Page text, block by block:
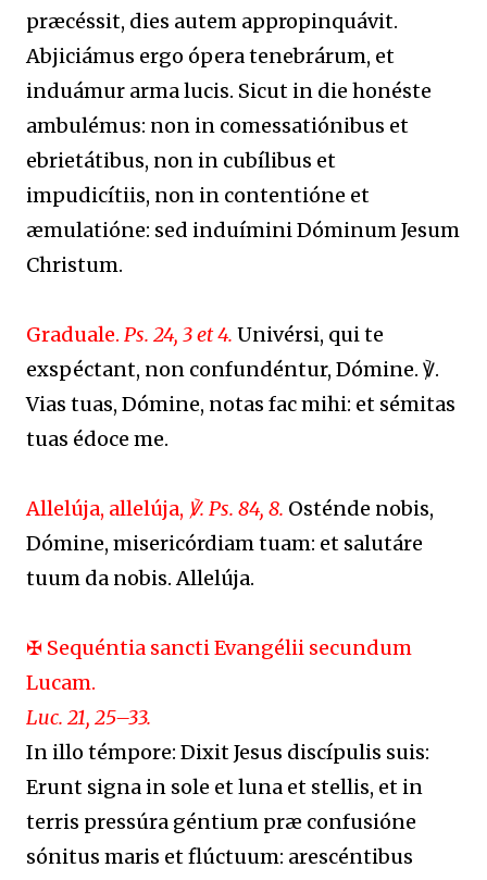
præcéssit, dies autem appropinquávit.
Abjiciámus ergo ópera tenebrárum, et
induámur arma lucis. Sicut in die honéste
ambulémus: non in comessatiónibus et
ebrietátibus, non in cubílibus et
impudicítiis, non in contentióne et
æmulatióne: sed induímini Dóminum Jesum
Christum.
Graduale. Ps. 24, 3 et 4. Univérsi, qui te
exspéctant, non confundéntur, Dómine. ℣.
Vias tuas, Dómine, notas fac mihi: et sémitas
tuas édoce me.
Allelúja, allelúja, ℣. Ps. 84, 8. Osténde nobis,
Dómine, misericórdiam tuam: et salutáre
tuum da nobis. Allelúja.
✠ Sequéntia sancti Evangélii secundum
Lucam.
Luc. 21, 25–33.
In illo témpore: Dixit Jesus discípulis suis:
Erunt signa in sole et luna et stellis, et in
terris pressúra géntium præ confusióne
sónitus maris et flúctuum: arescéntibus